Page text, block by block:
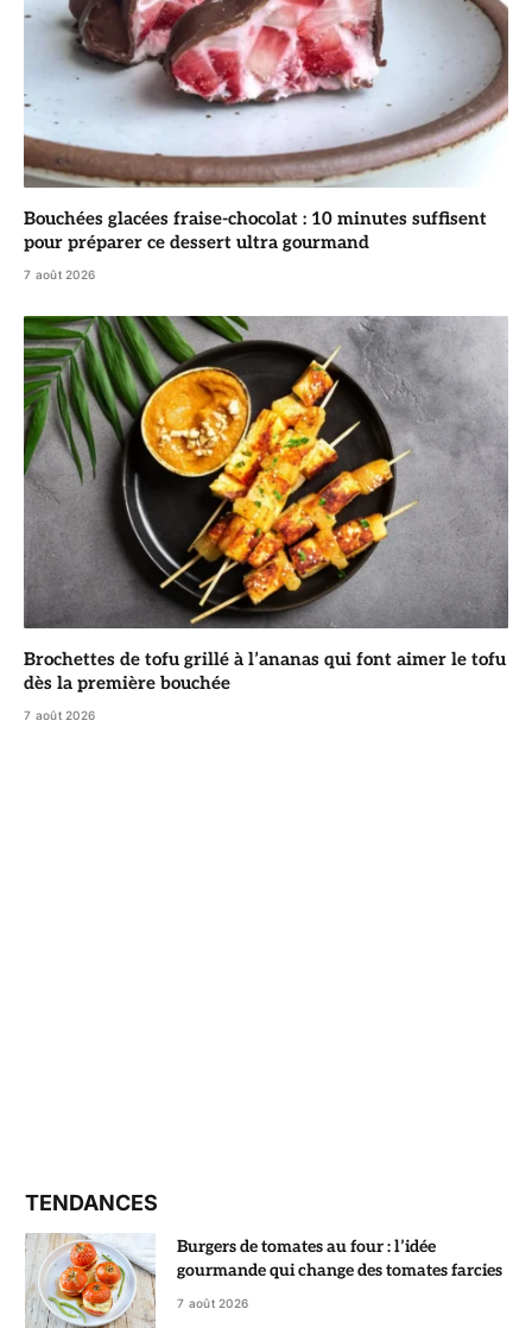
Bouchées glacées fraise-chocolat : 10 minutes suffisent
pour préparer ce dessert ultra gourmand
7 août 2026
Brochettes de tofu grillé à l’ananas qui font aimer le tofu
dès la première bouchée
7 août 2026
TENDANCES
Burgers de tomates au four : l’idée
gourmande qui change des tomates farcies
7 août 2026